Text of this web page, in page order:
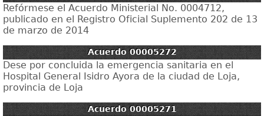
Refórmese el Acuerdo Ministerial No. 0004712,
publicado en el Registro Oficial Suplemento 202 de 13
de marzo de 2014
Acuerdo 00005272
Dese por concluida la emergencia sanitaria en el
Hospital General Isidro Ayora de la ciudad de Loja,
provincia de Loja
Acuerdo 00005271